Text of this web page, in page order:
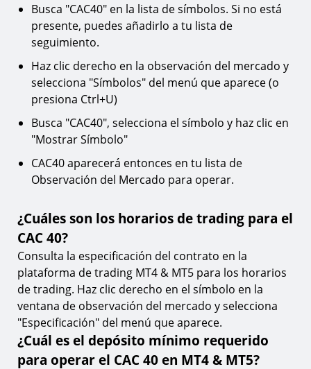
Busca "CAC40" en la lista de símbolos. Si no está
presente, puedes añadirlo a tu lista de
seguimiento.
Haz clic derecho en la observación del mercado y
selecciona "Símbolos" del menú que aparece (o
presiona Ctrl+U)
Busca "CAC40", selecciona el símbolo y haz clic en
"Mostrar Símbolo"
CAC40 aparecerá entonces en tu lista de
Observación del Mercado para operar.
¿Cuáles son los horarios de trading para el
CAC 40?
Consulta la especificación del contrato en la
plataforma de trading MT4 & MT5 para los horarios
de trading. Haz clic derecho en el símbolo en la
ventana de observación del mercado y selecciona
"Especificación" del menú que aparece.
¿Cuál es el depósito mínimo requerido
para operar el CAC 40 en MT4 & MT5?